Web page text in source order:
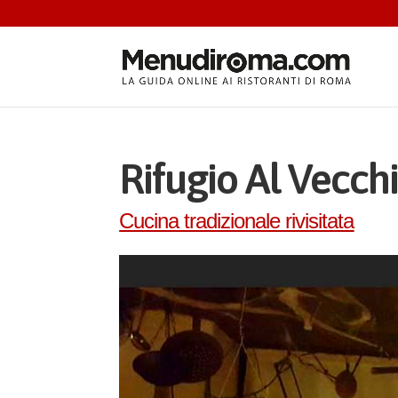
Rifugio Al
Cucina tradizionale rivisitata